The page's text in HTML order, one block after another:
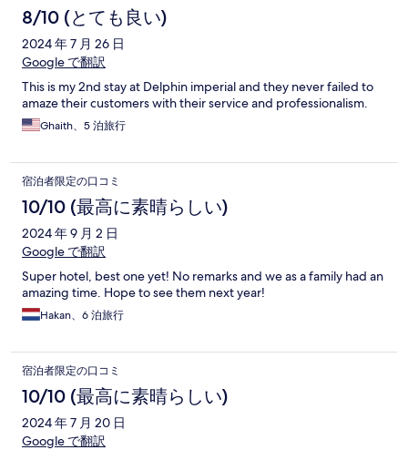
8/10 (とても良い)
2024 年 7 月 26 日
Google で翻訳
This is my 2nd stay at Delphin imperial and they never failed to
amaze their customers with their service and professionalism.
Ghaith、5 泊旅行
宿泊者限定の口コミ
10/10 (最高に素晴らしい)
2024 年 9 月 2 日
Google で翻訳
Super hotel, best one yet! No remarks and we as a family had an
amazing time. Hope to see them next year!
Hakan、6 泊旅行
宿泊者限定の口コミ
10/10 (最高に素晴らしい)
2024 年 7 月 20 日
Google で翻訳